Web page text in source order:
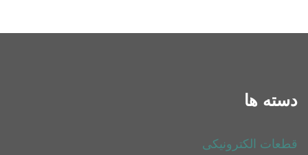
دسته ها
قطعات الکترونیکی